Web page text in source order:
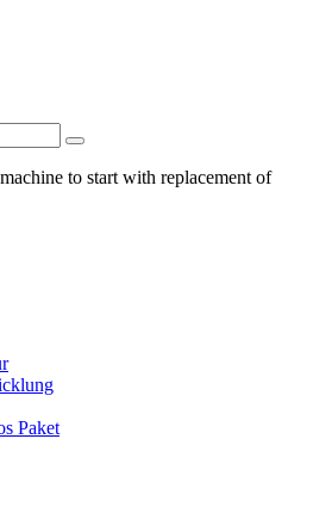
to start with replacement of
Paket